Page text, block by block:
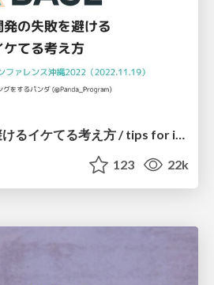
個人開発の失敗を避けるイケてる考え方 / tips for indie hackers
123 22k